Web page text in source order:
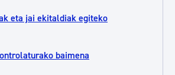
eta jai ekitaldiak egiteko
baimena